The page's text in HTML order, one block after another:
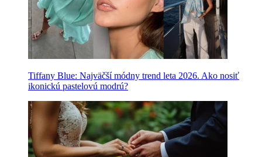
Tiffany Blue: Najväčší módny trend leta 2026. Ako nosiť
ikonickú pastelovú modrú?